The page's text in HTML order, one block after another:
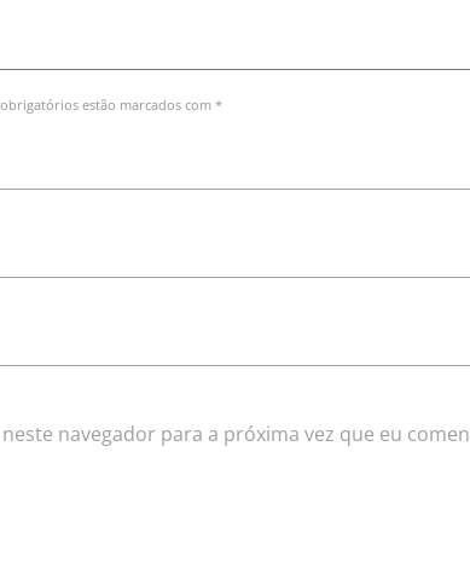
estão marcados com *
navegador para a próxima vez que eu